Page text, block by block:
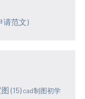
请范文)
(15) cad制图初学